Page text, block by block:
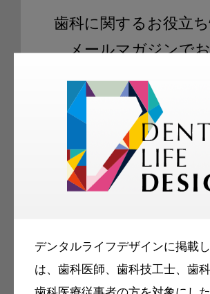
デンタルライフデザインに掲載
は、歯科医師、歯科技工士、歯
歯科に関するお役立
メールマガジンで
ご登録いただいた職種（歯
科衛生士、歯科技工士）に
容のメールマガジンをお届